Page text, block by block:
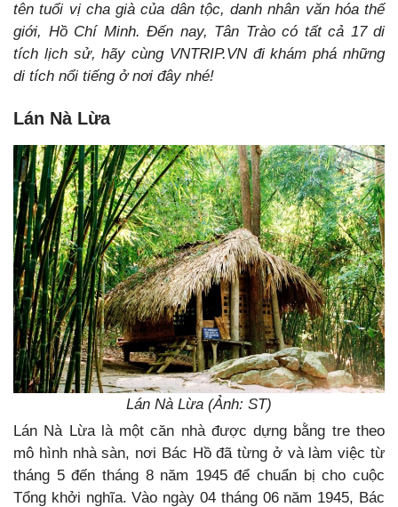
tên tuổi vị cha già của dân tộc, danh nhân văn hóa thế
giới, Hồ Chí Minh. Đến nay, Tân Trào có tất cả 17 di
tích lịch sử, hãy cùng VNTRIP.VN đi khám phá những
di tích nổi tiếng ở nơi đây nhé!
Lán Nà Lừa
Lán Nà Lừa (Ảnh: ST)
Lán Nà Lừa là một căn nhà được dựng bằng tre theo
mô hình nhà sàn, nơi Bác Hồ đã từng ở và làm việc từ
tháng 5 đến tháng 8 năm 1945 để chuẩn bị cho cuộc
Tổng khởi nghĩa. Vào ngày 04 tháng 06 năm 1945, Bác